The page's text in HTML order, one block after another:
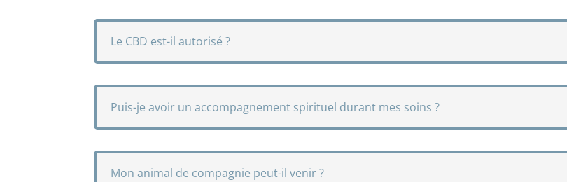
Le CBD est-il autorisé ?
Puis-je avoir un accompagnement spirituel durant mes soins ?
Mon animal de compagnie peut-il venir ?